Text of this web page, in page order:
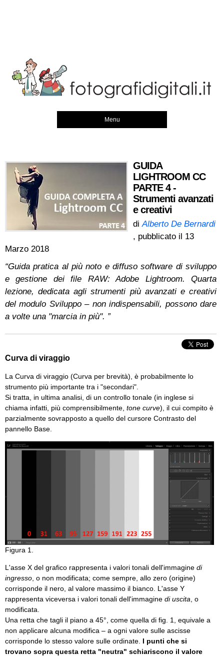
Menu
GUIDA
LIGHTROOM CC
PARTE 4 -
Strumenti avanzati
e creativi
diAlberto De Bernardi
, pubblicato il 13
Marzo 2018
“Guida pratica al più noto e diffuso software di sviluppo
e gestione dei file RAW: Adobe Lightroom. Quarta
lezione, dedicata agli strumenti più avanzati e creativi
del modulo Sviluppo – non indispensabili, possono dare
a volte una "marcia in più". ”
Curva di viraggio
La Curva di viraggio (Curva per brevità), è probabilmente lo
strumento più importante tra i "secondari".
Si tratta, in ultima analisi, di un controllo tonale (in inglese si
chiama infatti, più comprensibilmente, tone curve), il cui compito è
parzialmente sovrapposto a quello del cursore Contrasto del
pannello Base.
Figura 1.
L'asse X del grafico rappresenta i valori tonali dell'immagine di
ingresso , o non modificata; come sempre, allo zero (origine)
corrisponde il nero, al valore massimo il bianco. L'asse Y
rappresenta viceversa i valori tonali dell'immagine di uscita , o
modificata.
Una retta che tagli il piano a 45°, come quella di fig. 1, equivale a
non applicare alcuna modifica – a ogni valore sulle ascisse
corrisponde lo stesso valore sulle ordinate. I punti che si
trovano sopra questa retta "neutra" schiariscono il valore